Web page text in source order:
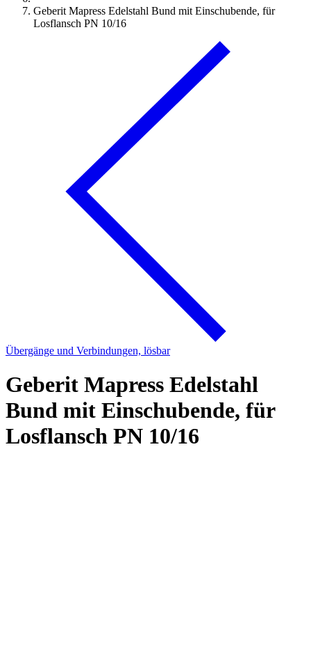
Geberit Mapress Edelstahl Bund mit Einschubende, für
Losflansch PN 10/16
Übergänge und Verbindungen, lösbar
Geberit Mapress Edelstahl
Bund mit Einschubende, für
Losflansch PN 10/16